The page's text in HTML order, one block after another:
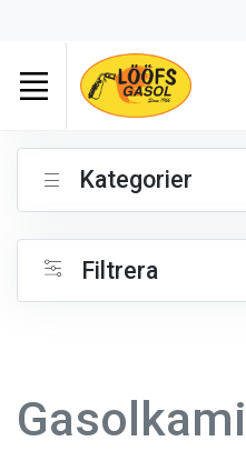
Kategorier
Filtrera